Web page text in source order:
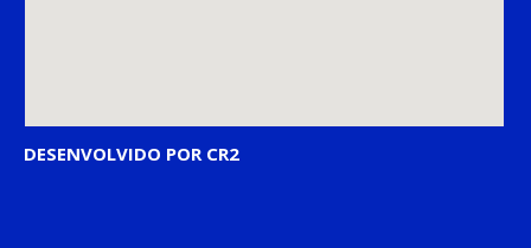
DESENVOLVIDO POR CR2